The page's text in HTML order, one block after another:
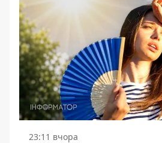
23:11 вчора